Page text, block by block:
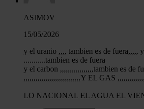
ASIMOV
15/05/2026
y el uranio ,,,, tambien es de fuera,,,,,
...........tambien es de fuera
y el carbon ,,,,,,,,,,,,,,,,,tambien es de
,,,,,,,,,,,,,,,,,,,,,,,,,,,,,Y EL GAS
LO NACIONAL EL AGUA EL